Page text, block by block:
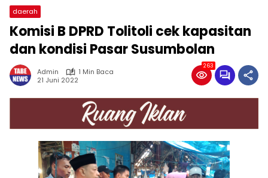
daerah
Komisi B DPRD Tolitoli cek kapasitan
dan kondisi Pasar Susumbolan
Admin
1 Min Baca
21 Juni 2022
263